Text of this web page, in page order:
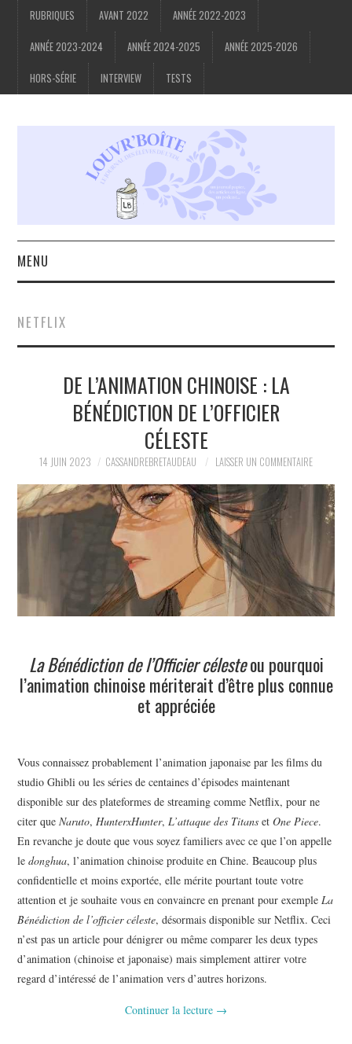
RUBRIQUES AVANT 2022 ANNÉE 2022-2023
ANNÉE 2023-2024 ANNÉE 2024-2025 ANNÉE 2025-2026
HORS-SÉRIE INTERVIEW TESTS
MENU
LA RÉDACTION
LE JOURNAL
NETFLIX
DE L’ANIMATION CHINOISE : LA
BÉNÉDICTION DE L’OFFICIER
CÉLESTE
14 JUIN 2023 CASSANDREBRETAUDEAU LAISSER UN COMMENTAIRE
La Bénédiction de l’Officier célesteou pourquoi
l’animation chinoise mériterait d’être plus connue
et appréciée
Vous connaissez probablement l’animation japonaise par les films du
studio Ghibli ou les séries de centaines d’épisodes maintenant
disponible sur des plateformes de streaming comme Netflix, pour ne
citer queNaruto, HunterxHunter, L’attaque des Titans etOne Piece.
En revanche je doute que vous soyez familiers avec ce que l’on appelle
le donghua, l’animation chinoise produite en Chine. Beaucoup plus
confidentielle et moins exportée, elle mérite pourtant toute votre
attention et je souhaite vous en convaincre en prenant pour exemple La
Bénédiction de l’officier céleste, désormais disponible sur Netflix. Ceci
n’est pas un article pour dénigrer ou même comparer les deux types
d’animation (chinoise et japonaise) mais simplement attirer votre
regard d’intéressé de l’animation vers d’autres horizons.
Continuer la lecture →